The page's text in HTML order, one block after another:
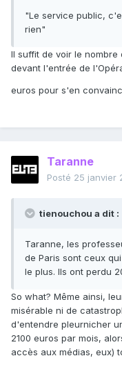
"Le service public,
rien"
Il suffit de voir le nombre
devant l'entrée de
euros pour s'en
Taranne
Posté 25 janvier
tienouchou a dit :
Taranne, les
de Paris sont ceux
le plus. Ils ont perdu
So what? Même ainsi,
misérable ni de
d'entendre pleurnicher
2100 euros par mois,
accès aux médias, eux)